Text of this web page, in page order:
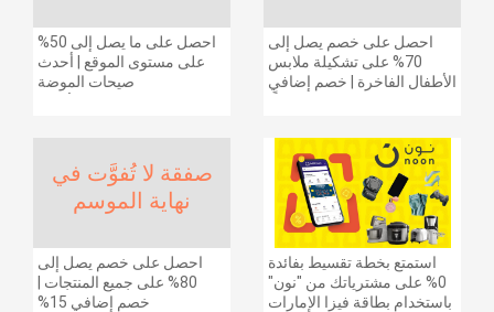
احصل على ما يصل إلى 50%
على مستوى الموقع | أحدث
صيحات الموضة
احصل على خصم يصل إلى
70% على تشكيلة ملابس
الأطفال الفاخرة | خصم إضافي
صفقة لا تُفوَّت في
نهاية الموسم
احصل على خصم يصل إلى
80% على جميع المنتجات |
خصم إضافي 15%
استمتع بخطة تقسيط بفائدة
0% على مشترياتك من "نون"
باستخدام بطاقة فيزا الإمارات